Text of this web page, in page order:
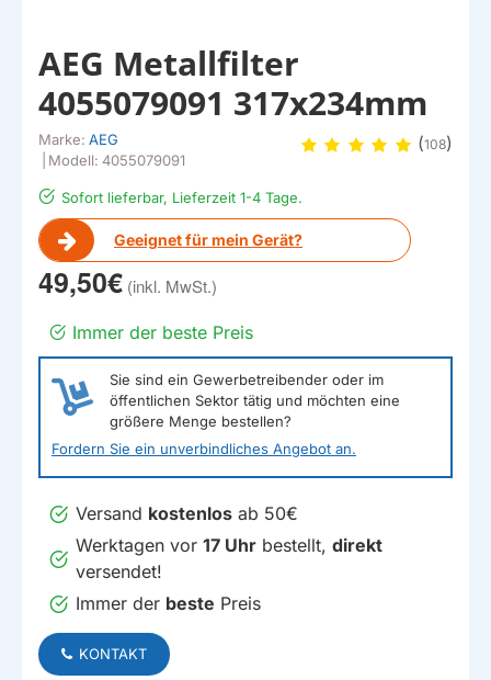
Sofort lieferbar, Lieferzeit 1-4 Tage.
Geeignet für mein Gerät?
AEG Metallfilter
4055079091 317x234mm
Marke: AEG
Modell: 4055079091
(108)
49,50€
Immer der beste Preis
Sie sind ein Gewerbetreibender oder im
öffentlichen Sektor tätig und möchten eine
größere Menge bestellen?
Fordern Sie ein unverbindliches Angebot an.
Versand kostenlos ab 50€
Werktagen vor 17 Uhr bestellt, direkt
versendet!
Immer der beste Preis
KONTAKT